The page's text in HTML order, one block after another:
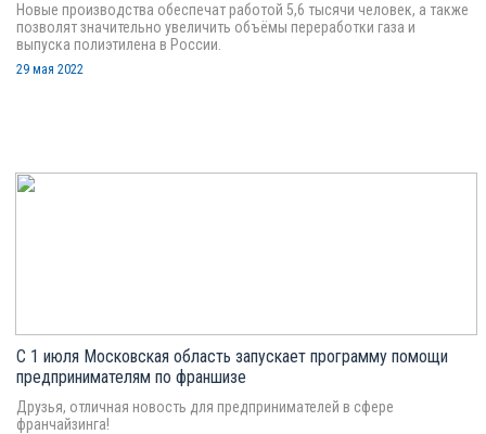
Новые производства обеспечат работой 5,6 тысячи человек, а также
позволят значительно увеличить объёмы переработки газа и
выпуска полиэтилена в России.
29 мая 2022
С 1 июля Московская область запускает программу помощи
предпринимателям по франшизе
Друзья, отличная новость для предпринимателей в сфере
франчайзинга!